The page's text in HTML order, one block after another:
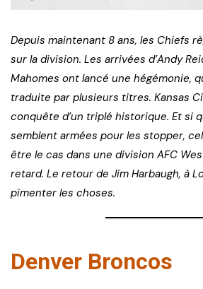
Depuis maintenant 8 ans, les Chiefs
sur la division. Les arrivées d’Andy
Mahomes ont lancé une hégémonie,
traduite par plusieurs titres. Kansas
conquête d’un triplé historique. Et si
semblent armées pour les stopper,
être le cas dans une division AFC
retard. Le retour de Jim Harbaugh, à
pimenter les choses.
Denver Broncos